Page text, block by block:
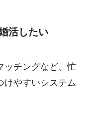
活したい
ッチングなど、忙
けやすいシステム